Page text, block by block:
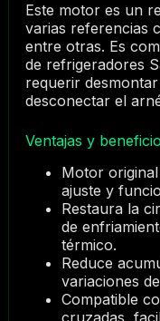
Este motor es un
varias referencias
entre otras. Es
de refrigeradores
requerir
desconectar el
Ventajas y
Motor
ajuste y
Restaura la
de
térmico.
Reduce
variaciones
Compatible